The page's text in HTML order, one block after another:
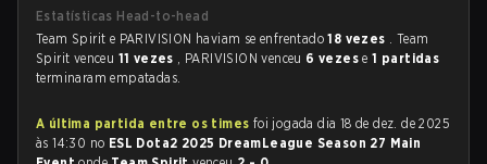
Estatísticas Head-to-head
Team Spirit e PARIVISION haviam se enfrentado18 vezes . Team
Spirit venceu 11 vezes , PARIVISION venceu 6 vezese1 partidas
terminaram empatadas.
A última partida entre os times foi jogada dia 18 de dez. de 2025
às 14:30 no ESL Dota2 2025 DreamLeague Season 27 Main